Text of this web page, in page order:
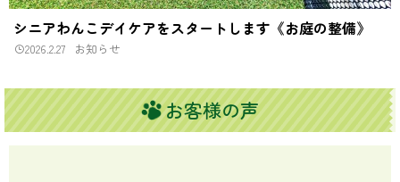
シニアわんこデイケアをスタートします《お庭の整備》
2026.2.27 お知らせ
お客様の声